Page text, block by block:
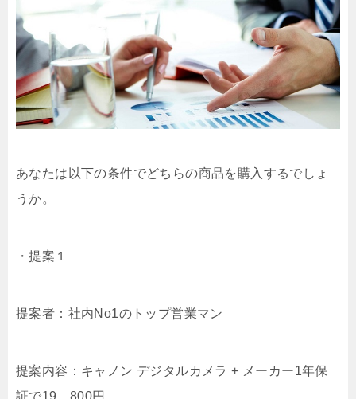
あなたは以下の条件でどちらの商品を購入するでしょ
うか。
・提案１
提案者：社内No1のトップ営業マン
提案内容：キャノン デジタルカメラ + メーカー1年保